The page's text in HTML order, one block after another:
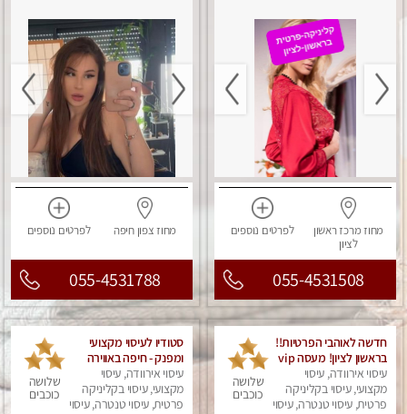
מחוז מרכזראשון
לציון
לפרטים נוספים
055-4531508
מחוז צפוןחיפה לפרטים נוספים
055-4531788
חדשה לאוהבי הפרטיות!!
בראשון לציון! מעסה vip
מפנקת בקליניקה פרטית
לחלוטין!!! לבד! לרציניים
בלבד! מומלץ!
עיסוי אירוודה, עיסוי
מקצועי, עיסוי בקליניקה
פרטית, עיסוי טנטרה, עיסוי
שלושה
כוכבים
סטודיו לעיסוי מקצועי
ומפנק - חיפה באווירה
נעימה ושקטה
עיסוי אירוודה, עיסוי
מקצועי, עיסוי בקליניקה
פרטית, עיסוי טנטרה, עיסוי
שלושה
כוכבים